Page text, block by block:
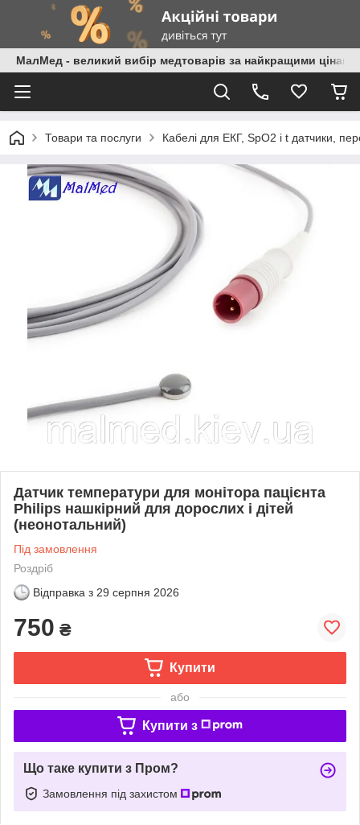
МалМед - великий вибір медтоварів за найкращими цінами
Товари та послуги Кабелі для ЕКГ, SpO2 і t датчики,
Датчик температури для монітора пацієнта
Philips нашкірний для дорослих і дітей
(неонотальний)
Під замовлення
Роздріб
Відправка з 29 серпня 2026
750 ₴
Купити
або
Купити з
Що таке купити з Пром?
Замовлення під захистом